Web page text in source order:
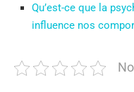
Qu’est-ce que la
influence nos